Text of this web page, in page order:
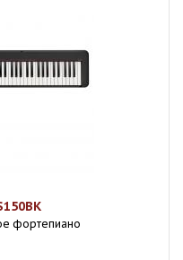
фортепиано